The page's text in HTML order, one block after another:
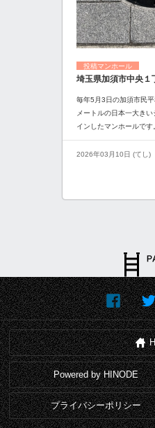
投稿マンホール
埼玉県加須市中央
毎年5月3日の加須市民
メートルの日本一大き
インしたマンホールです
2026年03月10日 (てし)
Powered by HINODE
プライバシーポリシー